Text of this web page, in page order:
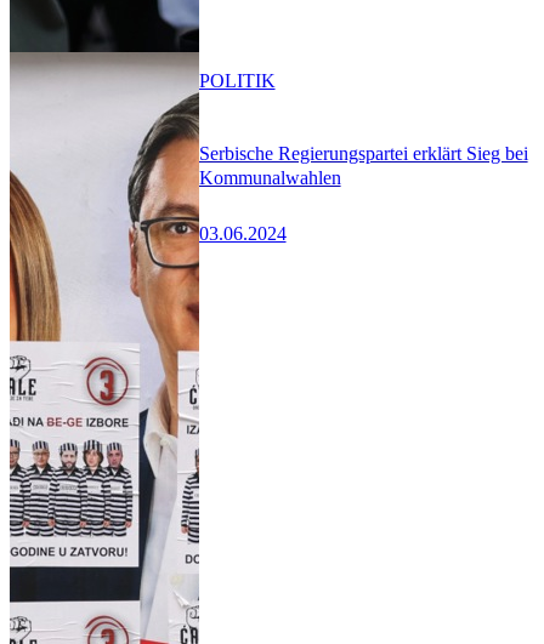
Serbische Regierungspartei erklärt Sieg bei
Kommunalwahlen
03.06.2024
POLITIK